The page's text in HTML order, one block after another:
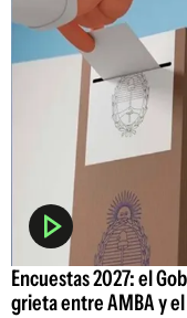
Encuestas 2027: el
grieta entre AMBA y